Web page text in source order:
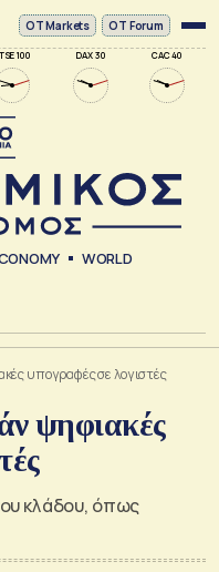
100 DAX 30 CAC 40
ΟΤ Markets OT Forum
WORLD
υπογραφές σε λογιστές
ψηφιακές
κλάδου, όπως